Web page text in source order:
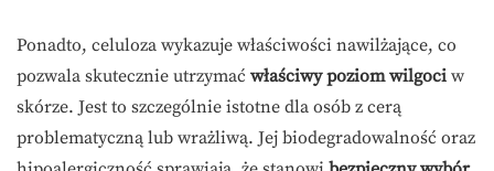
Ponadto, celuloza wykazuje właściwości nawilżające, co
pozwala skutecznie utrzymać właściwy poziom wilgoci w
skórze. Jest to szczególnie istotne dla osób z cerą
problematyczną lub wrażliwą. Jej biodegradowalność oraz